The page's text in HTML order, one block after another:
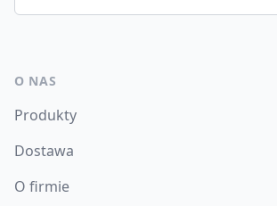
O NAS
Produkty
Dostawa
O firmie